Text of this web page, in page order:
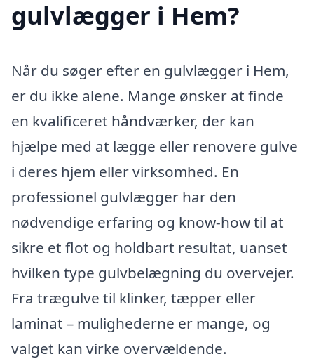
gulvlægger i Hem?
Når du søger efter en gulvlægger i Hem,
er du ikke alene. Mange ønsker at finde
en kvalificeret håndværker, der kan
hjælpe med at lægge eller renovere gulve
i deres hjem eller virksomhed. En
professionel gulvlægger har den
nødvendige erfaring og know-how til at
sikre et flot og holdbart resultat, uanset
hvilken type gulvbelægning du overvejer.
Fra trægulve til klinker, tæpper eller
laminat – mulighederne er mange, og
valget kan virke overvældende.